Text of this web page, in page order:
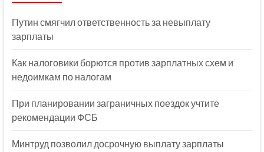
Путин смягчил ответственность за невыплату
зарплаты
Как налоговики борются против зарплатных схем и
недоимкам по налогам
При планировании заграничных поездок учтите
рекомендации ФСБ
Минтруд позволил досрочную выплату зарплаты